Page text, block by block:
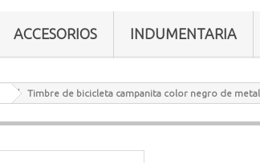
ACCESORIOS INDUMENTARIA
Timbre de bicicleta campanita color negro de metal